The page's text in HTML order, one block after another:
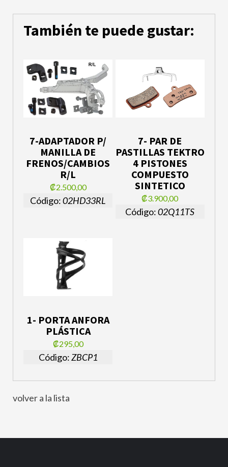
También te puede gustar:
7-ADAPTADOR P/
MANILLA DE
FRENOS/CAMBIOS
R/L
₡2.500,00
Código:02HD33RL
7- PAR DE
PASTILLAS TEKTRO
4 PISTONES
COMPUESTO
SINTETICO
₡3.900,00
Código:02Q11TS
1- PORTA ANFORA
PLÁSTICA
₡295,00
Código:ZBCP1
volver a la lista